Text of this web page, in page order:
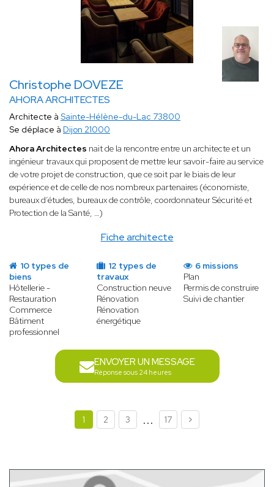
Christophe DOVEZE
AHORA ARCHITECTES
Fiche architecte
Architecte à Sainte-Hélène-du-Lac 73800
Se déplace à Dijon 21000
Ahora Architectes nait de la rencontre entre un architecte et un
ingénieur travaux qui proposent de mettre leur savoir-faire au service
de votre projet de construction, que ce soit par le biais de leur
expérience et de celle de nos nombreux partenaires (économiste,
bureaux d’études, bureaux de contrôle, coordonnateur Sécurité et
Protection de la Santé, …)
10 types de
biens
Hôtellerie -
Restauration
Commerce
Bâtiment
professionnel
12 types de
travaux
Construction neuve
Rénovation
Rénovation
énergétique
6 missions
Plan
Permis de construire
Suivi de chantier
ENVOYER UN MESSAGE
Réponse sous 24 heures
1 2 3 ... 17